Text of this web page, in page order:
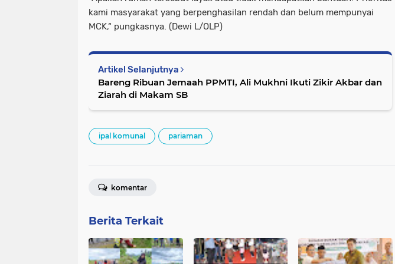
kami masyarakat yang berpenghasilan rendah dan belum mempunyai
MCK,“ pungkasnya. (Dewi L/OLP)
Artikel Selanjutnya
Bareng Ribuan Jemaah PPMTI, Ali Mukhni Ikuti Zikir Akbar dan
Ziarah di Makam SB
ipal komunal pariaman
komentar
Berita Terkait